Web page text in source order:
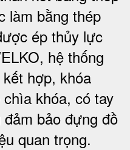
làm bằng thép
ép thủy lực
, hệ thống
hợp, khóa
khóa, có tay
bảo đựng đồ
quan trọng.